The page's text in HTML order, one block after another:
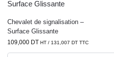
Chevalet de signalisation –
Surface Glissante
109,000 DT HT / 131,007 DT TTC